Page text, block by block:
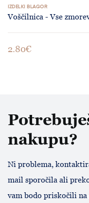
IZDELKI BLAGOR
Voščilnica - Vse
2.80€
nakupu?
Ni problema,
mail sporočila ali
vam bodo priskočili na